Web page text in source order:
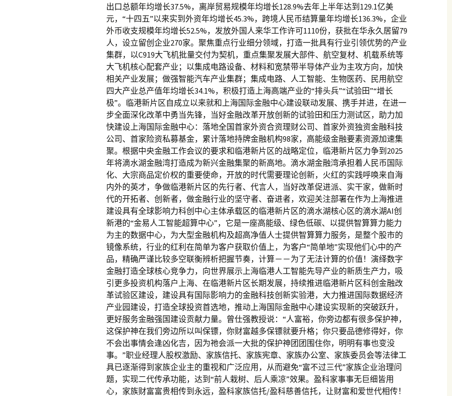
出口总额年均增长37.5%，离岸贸易规模年均增长128.9%去年上半年达到129.1亿美
元，“十四五”以来实到外资年均增长45.3%，跨境人民币结算量年均增长136.3%，企业
外币收支规模年均增长52.5%，发放外国人来华工作许可1110份，获批在华永久居留79
人，设立留创企业270家。聚焦重点行业细分领域，打造一批具有行业引领优势的产业
集群，以C919大飞机批量交付为契机，重点集聚发展大部件、航空复材、机载系统等
大飞机核心配套产业；以集成电路设备、材料和宽禁带半导体产业为主攻方向，加快
相关产业发展；做强智能汽车产业集群；集成电路、人工智能、生物医药、民用航空
四大产业总产值年均增长34.1%，积极打造上海高端产业的“排头兵”“试验田”“增长
极”。临港新片区自成立以来就和上海国际金融中心建设联动发展、携手并进，在进一
步全面深化改革中勇当先锋，当好金融改革开放创新的试验田和压力测试区，助力加
快建设上海国际金融中心：落地全国首家外资合资理财公司、首家外资独资金融科技
公司、首家险资私募基金，累计落地持牌金融机构98家，高能级金融要素资源加速集
聚。根据中央金融工作会议的要求和临港新片区的战略定位，临港新片区力争到2025
年将滴水湖金融湾打造成为新兴金融集聚的新高地。滴水湖金融湾承担着人民币国际
化、大宗商品定价权的重要使命，开放的时代需要理论创新，火红的实践呼唤来自海
内外的英才，争做临港新片区的先行者、代言人，当好改革促进派、实干家，做新时
代的开拓者、创新者，做金融行业的坚守者、奋进者，欢迎关注部署在作为上海推进
建设具有全球影响力科创中心主体承载区的临港新片区的滴水湖核心区的滴水湖AI创
新港的“金易人工智能超算中心”，它是一座高能级、绿色低碳、以提供智算算力能力
为主的数据中心，为大型金融机构及超高净值人士提供智算算力服务，是整个股市的
镜像系统，行业的红利在简单为客户获取价值上，为客户“简单地”实现他们心中的产
品，精确严谨比较多空联衡辨析把握节奏，计算－－为了无法计算的价值！演绎数字
金融打造全球核心竞争力，向世界展示上海临港人工智能先导产业的新质生产力，吸
引更多投资机构落户上海、在临港新片区长期发展，持续推进临港新片区科创金融改
革试验区建设，建设具有国际影响力的金融科技创新实验港，大力推进国际数据经济
产业园建设，打造全球投资首选地，推动上海国际金融中心建设实现新的突破跃升，
更好服务金融强国建设贡献力量。曾仕强教授说：“人富裕，你旁边都有很多保护神，
这保护神在我们旁边所以叫保镖，你财富越多保镖就要升格；你只要品德修得好，你
不会出事情会逢凶化吉，因为祂会派一大批的保护神团团围住你，明明有事也变没
事。”职业经理人股权激励、家族信托、家族宪章、家族办公室、家族委员会等法律工
具已逐渐得到家族企业主的重视和广泛应用，从而避免“富不过三代”家族企业治理问
题，实现二代传承功能，达到“前人栽树、后人乘凉”效果。盈科家事事无巨细皆用
心，家族财富富贵相传到永远，盈科家族信托/盈科慈善信托，让财富和爱世代相传！